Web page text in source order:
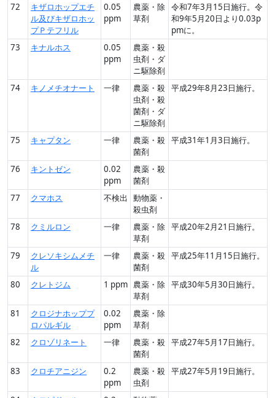
72
キザロホップエチ
ル及びキザロホッ
プＰテフリル
0.05
ppm
農薬・除
草剤
令和7年3月15日施行。令
和9年5月20日より0.03p
pmに。
73
キナルホス
0.05
ppm
農薬・殺
虫剤・ダ
ニ駆除剤
74
キノメチオナート 一律
農薬・殺
虫剤・殺
菌剤・ダ
ニ駆除剤
平成29年8月23日施行。
75 キャプタン 一律
農薬・殺
菌剤
平成31年1月3日施行。
76 キントゼン
0.02
ppm
農薬・殺
菌剤
77
クマホス 不検出
動物薬・
殺虫剤
78
クミルロン 一律
農薬・除
草剤
平成20年2月21日施行。
79
クレソキシムメチ
ル
一律
農薬・殺
菌剤
平成25年11月15日施行。
80 クレトジム 1 ppm 農薬・除
草剤
平成30年5月30日施行。
81
クロジナホッププ
ロパルギル
0.02
ppm
農薬・除
草剤
82
クロゾリネート 一律
農薬・殺
菌剤
平成27年5月17日施行。
83 クロチアニジン
0.2
ppm
農薬・殺
虫剤
平成27年5月19日施行。